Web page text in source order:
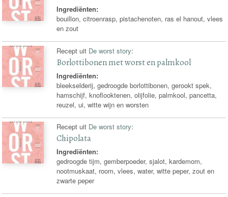
Ingrediënten:
bouillon, citroenrasp, pistachenoten, ras el hanout, vlees
en zout
Recept uit De worst story:
Borlottibonen met worst en palmkool
Ingrediënten:
bleekselderij, gedroogde borlottibonen, gerookt spek,
hamschijf, knoflooktenen, olijfolie, palmkool, pancetta,
reuzel, ui, witte wijn en worsten
Recept uit De worst story:
Chipolata
Ingrediënten:
gedroogde tijm, gemberpoeder, sjalot, kardemom,
nootmuskaat, room, vlees, water, witte peper, zout en
zwarte peper